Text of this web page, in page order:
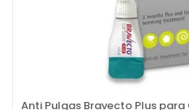
Anti Pulgas Bravecto Plus